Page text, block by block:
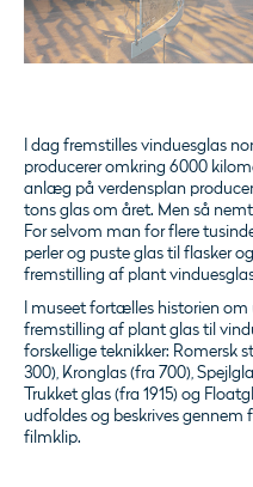
I dag fremstilles vinduesglas
producerer omkring 6000
anlæg på verdensplan
tons glas om året. Men så
For selvom man for flere
perler og puste glas til flasker
fremstilling af plant
I museet fortælles historien
fremstilling af plant glas til
forskellige teknikker: Romersk
300), Kronglas (fra 700),
Trukket glas (fra 1915) og
udfoldes og beskrives gennem
filmklip.